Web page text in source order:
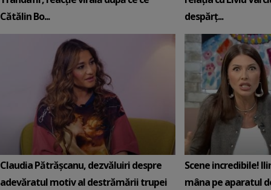
Cătălin Bo...
despărț...
Claudia Pătrășcanu, dezvăluiri despre
adevăratul motiv al destrămării trupei
Scene incredibile!
mâna pe aparatul